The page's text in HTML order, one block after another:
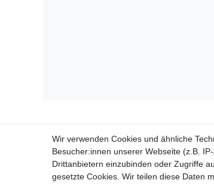
Wir verwenden Cookies und ähnliche
Besucher:innen unserer Webseite (z.B.
Drittanbietern einzubinden oder Zugriffe
gesetzte Cookies. Wir teilen diese Daten